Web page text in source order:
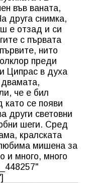
във ваната,
друга снимка,
е отзад и си
с първата
нито
преди
Ципрас в духа
че е бил
като се появи
други световни
шеги. Сред
кралската
мишена за
и много, много